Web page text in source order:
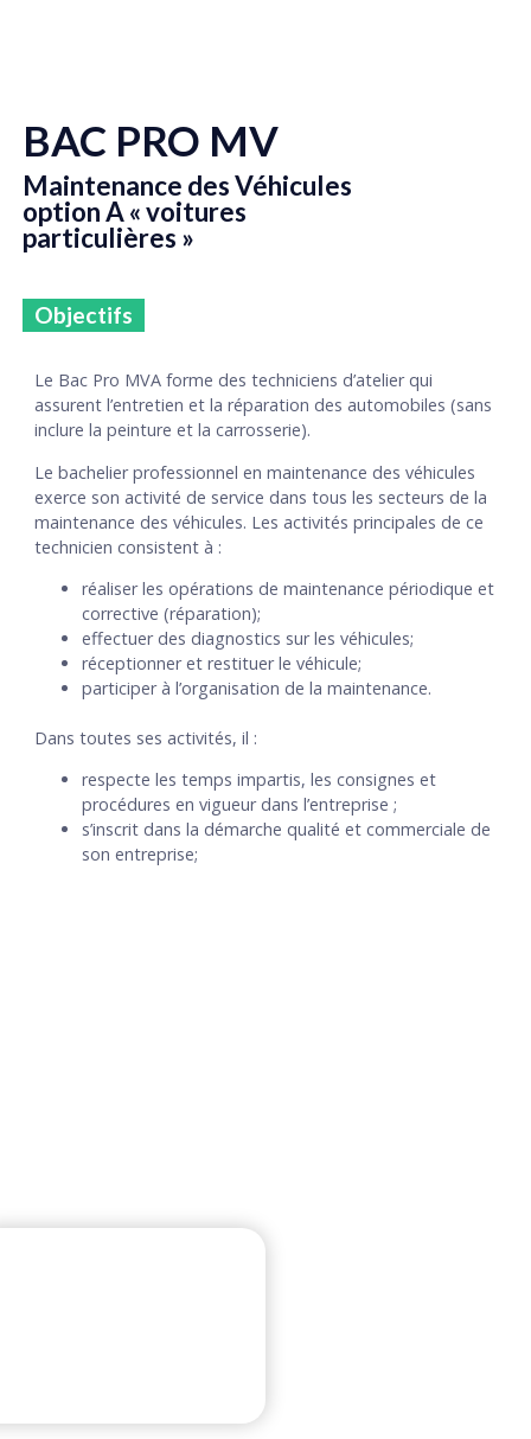
BAC PRO MV
Maintenance des Véhicules
option A « voitures
particulières »
Objectifs
Le Bac Pro MVA forme des techniciens d’atelier qui
assurent l’entretien et la réparation des automobiles (sans
inclure la peinture et la carrosserie).
Le bachelier professionnel en maintenance des véhicules
exerce son activité de service dans tous les secteurs de la
maintenance des véhicules. Les activités principales de ce
technicien consistent à :
réaliser les opérations de maintenance périodique et
corrective (réparation);
effectuer des diagnostics sur les véhicules;
réceptionner et restituer le véhicule;
participer à l’organisation de la maintenance.
Dans toutes ses activités, il :
respecte les temps impartis, les consignes et
procédures en vigueur dans l’entreprise ;
s’inscrit dans la démarche qualité et commerciale de
son entreprise;